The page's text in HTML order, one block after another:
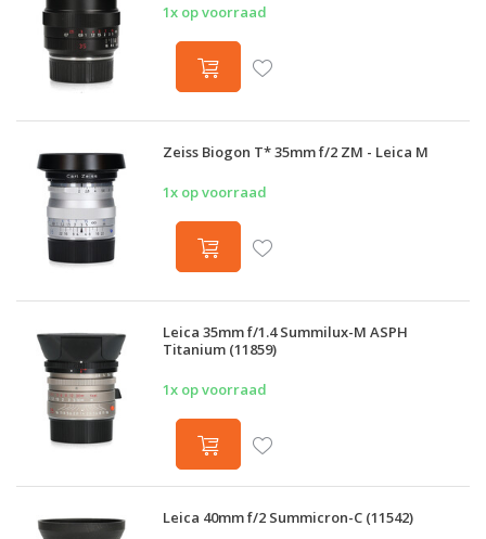
1x op voorraad
Zeiss Biogon T* 35mm f/2 ZM - Leica M
1x op voorraad
Leica 35mm f/1.4 Summilux-M ASPH
Titanium (11859)
1x op voorraad
Leica 40mm f/2 Summicron-C (11542)